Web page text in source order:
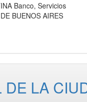
Banco, Servicios
BUENOS AIRES
LA